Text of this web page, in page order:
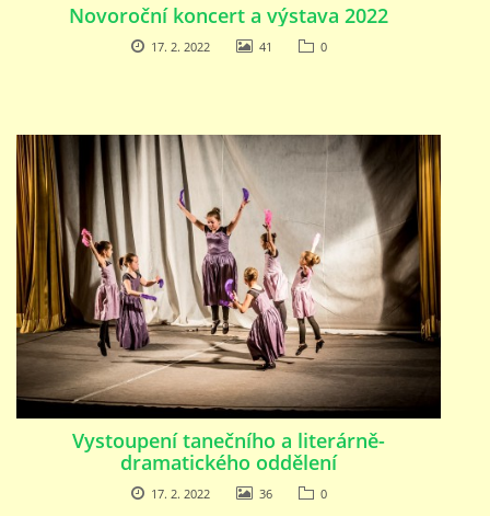
PEDAGOGICKÝ SBOR
DOKUMENTY / KE STAŽENÍ
KURZY
KONTAKTY
PŘÍMĚSTSKÝ TÁBOR
Novoroční koncert a výstava 2022
17. 2. 2022 41 0
Vystoupení tanečního a literárně-
dramatického oddělení
17. 2. 2022 36 0